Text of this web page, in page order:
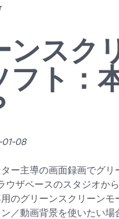
ンスク
フト：
08
ー主導の画面録画でグ
ウザベースのスタジオか
のグリーンスクリーン
／動画背景を使いたい